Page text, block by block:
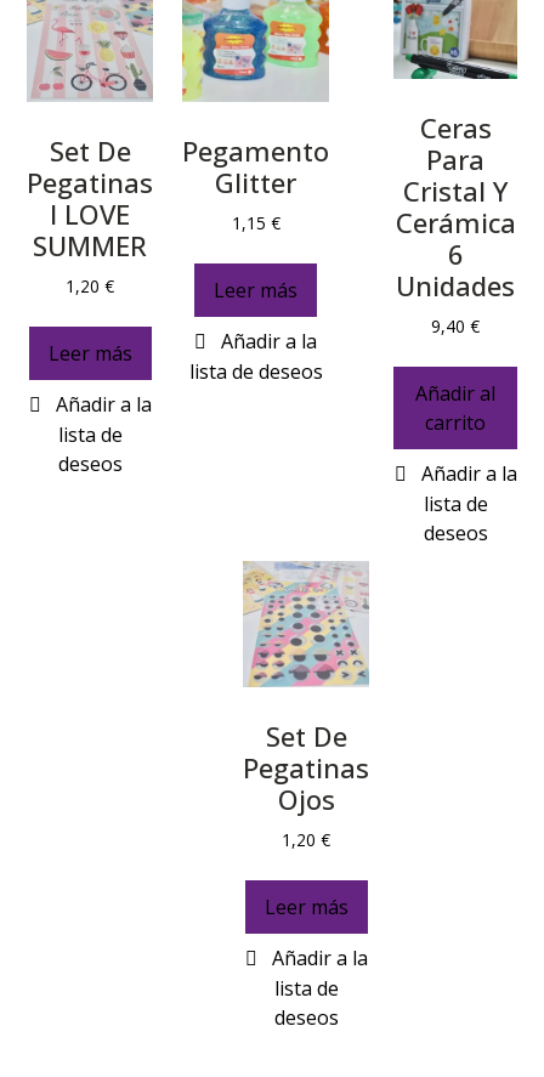
Set De
Pegatinas
I LOVE
SUMMER
1,20 €
Leer más
Ceras
Para
Cristal Y
Cerámica
6
Unidades
9,40 €
Añadir al
carrito
Pegamento
Glitter
1,15 €
Leer más
Set De
Pegatinas
Ojos
1,20 €
Leer más